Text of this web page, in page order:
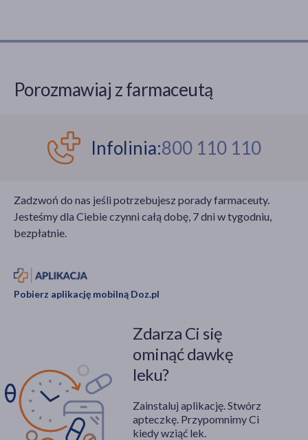
Porozmawiaj z farmaceutą
Infolinia:800 110 110
Zadzwoń do nas jeśli potrzebujesz porady farmaceuty.
Jesteśmy dla Ciebie czynni całą dobę, 7 dni w tygodniu,
bezpłatnie.
Pobierz aplikację mobilną Doz.pl
Zdarza Ci się
ominąć dawkę
leku?
Zainstaluj aplikację. Stwórz
apteczkę. Przypomnimy Ci
kiedy wziąć lek.